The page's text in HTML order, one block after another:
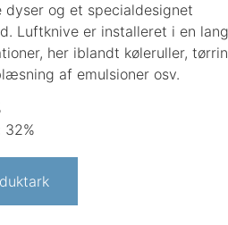
og et specialdesignet
Luftknive er installeret i en
her iblandt køleruller,
af emulsioner osv.
32%